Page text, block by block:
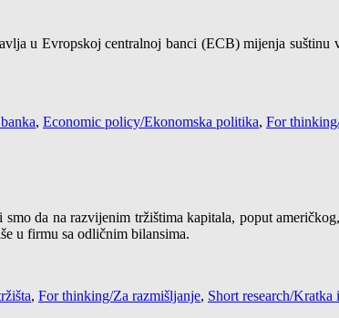
u Evropskoj centralnoj banci (ECB) mijenja suštinu
, Economic policy/Ekonomska politika, For
smo da na razvijenim tržištima kapitala, poput
u firmu sa odličnim bilansima.
, For thinking/Za razmišljanje, Short research/Kratka